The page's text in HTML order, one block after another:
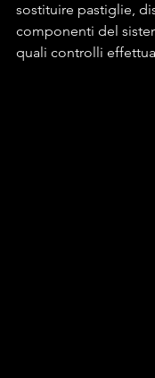
sostituire pastiglie,
componenti del
quali controlli